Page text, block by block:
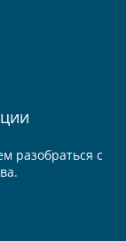
разобраться с